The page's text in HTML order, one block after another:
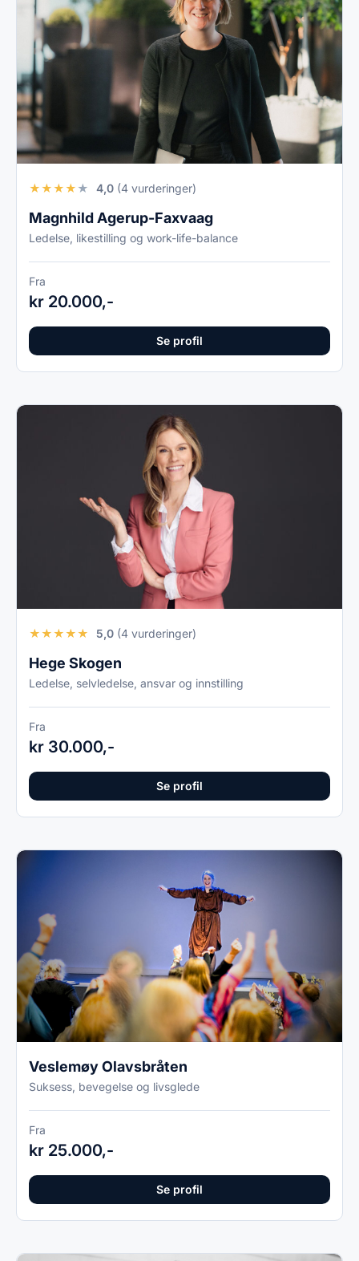
★★★★ ★ 4,0 (4 vurderinger)
Magnhild Agerup-Faxvaag
Ledelse, likestilling og work-life-balance
Fra
kr 20.000,-
Se profil
★★★★★ 5,0 (4 vurderinger)
Hege Skogen
Ledelse, selvledelse, ansvar og innstilling
Fra
kr 30.000,-
Se profil
Veslemøy Olavsbråten
Suksess, bevegelse og livsglede
Fra
kr 25.000,-
Se profil